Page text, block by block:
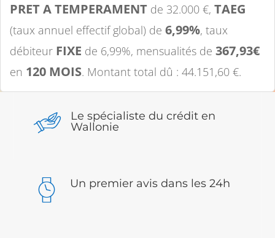
PRET A TEMPERAMENT de 32.000 €, TAEG
(taux annuel effectif global) de 6,99%, taux
débiteur FIXE de 6,99%, mensualités de 367,93€
en 120 MOIS. Montant total dû : 44.151,60 €.
Le spécialiste du crédit en
Wallonie
Un premier avis dans les 24h